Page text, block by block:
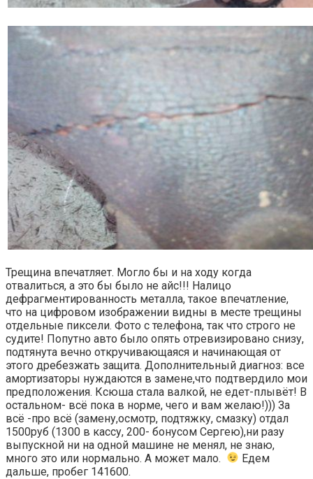
Трещина впечатляет. Могло бы и на ходу когда
отвалиться, а это бы было не айс!!! Налицо
дефрагментированность металла, такое впечатление,
что на цифровом изображении видны в месте трещины
отдельные пиксели. Фото с телефона, так что строго не
судите! Попутно авто было опять отревизировано снизу,
подтянута вечно откручивающаяся и начинающая от
этого дребезжать защита. Дополнительный диагноз: все
амортизаторы нуждаются в замене,что подтвердило мои
предположения. Ксюша стала валкой, не едет-плывёт! В
остальном- всё пока в норме, чего и вам желаю!))) За
всё -про всё (замену,осмотр, подтяжку, смазку) отдал
1500руб (1300 в кассу, 200- бонусом Сергею),ни разу
выпускной ни на одной машине не менял, не знаю,
много это или нормально. А может мало.
Едем
дальше, пробег 141600.